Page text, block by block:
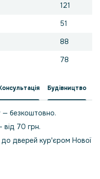
121
51
88
78
Будівництво
— безкоштовно.
від 70 грн.
до дверей кур'єром Нової